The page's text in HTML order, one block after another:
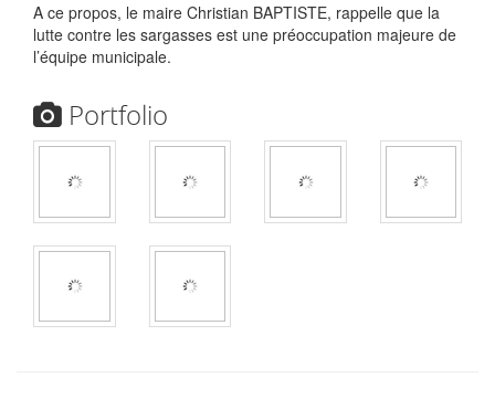
A ce propos, le maire Christian BAPTISTE, rappelle que la
lutte contre les sargasses est une préoccupation majeure de
l’équipe municipale.
Portfolio